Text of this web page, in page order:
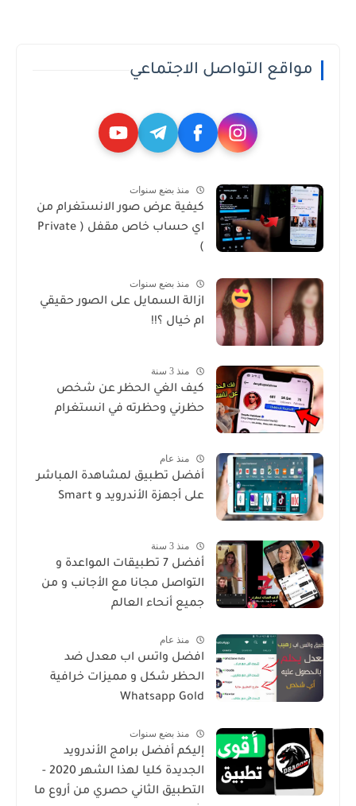
مواقع التواصل الاجتماعي
منذ بضع سنوات
كيفية عرض صور الانستغرام من
اي حساب خاص مقفل ( Private
)
منذ بضع سنوات
ازالة السمايل على الصور حقيقي
ام خيال ؟!!
منذ 3 سنة
كيف الغي الحظر عن شخص
حظرني وحظرته في انستغرام
منذ عام
أفضل تطبيق لمشاهدة المباشر
على أجهزة الأندرويد و Smart
منذ 3 سنة
أفضل 7 تطبيقات المواعدة و
التواصل مجانا مع الأجانب و من
جميع أنحاء العالم
منذ عام
افضل واتس اب معدل ضد
الحظر شكل و مميزات خرافية
Whatsapp Gold
منذ بضع سنوات
إليكم أفضل برامج الأندرويد
الجديدة كليا لهذا الشهر 2020 -
التطبيق الثاني حصري من أروع ما